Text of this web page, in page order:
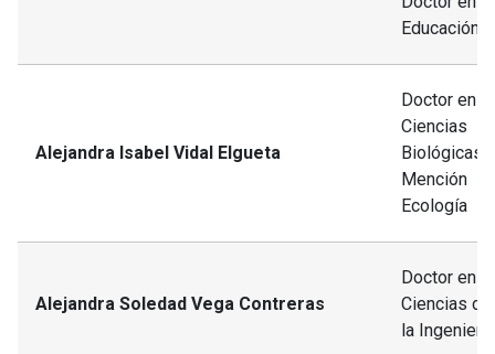
Educación
Alejandra Isabel Vidal Elgueta
Doctor en
Ciencias
Biológicas,
Mención
Ecología
Alejandra Soledad Vega Contreras
Doctor en
Ciencias de
la Ingeniería